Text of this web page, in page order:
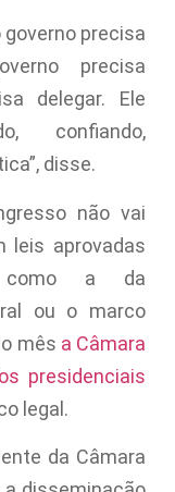
governo precisa
precisa
delegar. Ele
confiando,
disse.
não vai
leis aprovadas
como a da
ou o marco
mês a Câmara
presidenciais
legal.
da Câmara